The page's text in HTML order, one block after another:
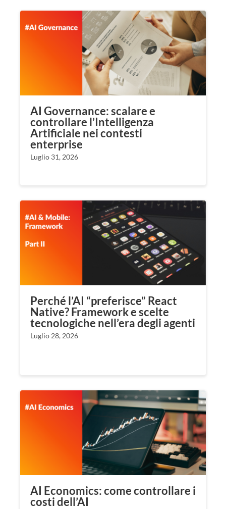
AI Governance: scalare e
controllare l’Intelligenza
Artificiale nei contesti
enterprise
Luglio 31, 2026
Perché l’AI “preferisce” React
Native? Framework e scelte
tecnologiche nell’era degli agenti
Luglio 28, 2026
AI Economics: come controllare i
costi dell’AI